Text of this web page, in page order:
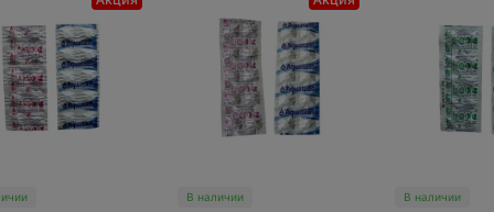
В наличии В наличии